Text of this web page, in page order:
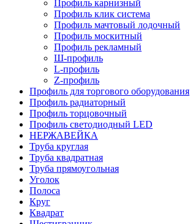
Профиль карнизный
Профиль клик система
Профиль мачтовый лодочный
Профиль москитный
Профиль рекламный
Ш-профиль
L-профиль
Z-профиль
Профиль для торгового оборудования
Профиль радиаторный
Профиль торцовочный
Профиль светодиодный LED
НЕРЖАВЕЙКА
Труба круглая
Труба квадратная
Труба прямоугольная
Уголок
Полоса
Круг
Квадрат